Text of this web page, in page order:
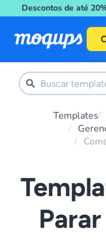
Skip to content
Descontos de até
Templates